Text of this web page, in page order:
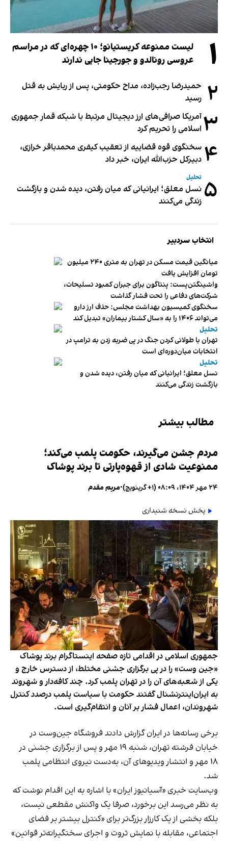
۱
لیست ممنوعه کریستیانو؛ ۱۰ چهره‌ای که در مراسم
عروسی رونالدو و جورجینا جایی ندارند
۲ حمیدرضا رجب‌زاده، مداح حکومتی، پس از ربایش به قتل
رسید
۳آمریکا صرافی‌های ارز دیجیتال مرتبط با شبکه قمار جمهوری
اسلامی را تحریم کرد
۴ سخنگوی قوه قضاییه از تعقیب کیفری محمدباقر خرازی،
دبیر‌کل حزب‌الله ایران، خبر داد
۵ تحلیل
نسل معلق؛ ایرانیانی که میان رفتن، دیده شدن و بازگشت
زندگی می‌کنند
انتخاب سردبیر
میانگین قیمت مسکن در تهران به متری ۲۴۰ میلیون
تومان افزایش یافت
واشینگتن‌پست: پنتاگون برای جبران کمبود تسلیحات،
شرکت‌های دفاعی را تحت فشار گذاشت
سخنگوی کمیسیون بهداشت مجلس: حذف ارز دارو
می‌تواند ۱۴۰۶ را به «سال کشتار بیماران» تبدیل کند
تحلیل
تهران با طولانی کردن جنگ در پی ضربه زدن به ترامپ در
انتخابات میان‌دوره‌ای است
تحلیل
نسل معلق؛ ایرانیانی که میان رفتن، دیده شدن و
بازگشت زندگی می‌کنند
مطالب بیشتر
مردم جشن می‌گیرند، حکومت پلمب می‌کند؛
ممنوعیت شادی از قهوه‌پارتی تا برند پوشاک
۲۴ مهر ۱۴۰۴، ۰۸:۰۹ (‎+۱ گرینویچ) •مریم مقدم
پخش نسخه شنیداری
جمهوری اسلامی در اقدامی تازه صفحه اینستاگرام برند پوشاک
«جین وست» را در پی برگزاری جشنی مختلط، از دسترس خارج و
یکی از شعبه‌های آن را در تهران پلمب کرد. چند کافه‌‌دار و شهروند
به ایران‌اینترنشنال گفتند حکومت با سیاست پلمب درصدد کنترل
شهروندان، اعمال فشار بر آنان و انتقام‌گیری است.
برخی رسانه‌ها در ایران گزارش دادند فروشگاه جین‌وست در
خیابان فرشته تهران، شنبه ۱۹ مهر و پس از برگزاری جشنی در
۱۸ مهر و انتشار ویدیوهای آن، به‌دست نیروی انتظامی پلمب
شد.
وب‌سایت خبری «آسیانیوز ایران» با اشاره به این اقدام نوشت که
به نظر می‌رسد این برخورد، صرفا یک واکنش مقطعی نیست،
بلکه بخشی از یک کارزار بزرگ‌تر برای «کنترل بیشتر بر فضای
اجتماعی، مقابله با نمایش ثروت و اجرای سختگیرانه‌تر قوانین»